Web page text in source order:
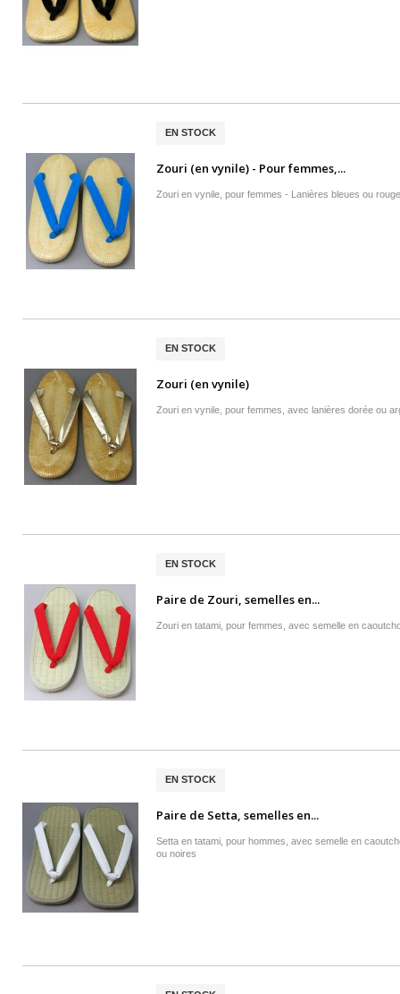
EN STOCK
Zouri (en vynile) - Pour femmes,...
Zouri en vynile, pour femmes - Lanières bleues ou
EN STOCK
Zouri (en vynile)
Zouri en vynile, pour femmes, avec lanières dorée ou
EN STOCK
Paire de Zouri, semelles en...
Zouri en tatami, pour femmes, avec semelle en
EN STOCK
Paire de Setta, semelles en...
Setta en tatami, pour hommes, avec semelle en
ou noires